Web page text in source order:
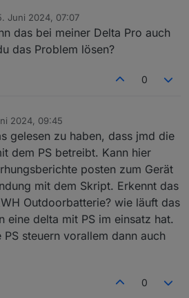
sein. Auch wenn ich diesen
ich den gleichen Wert ecoflow-
ändere, ist
die hilfe.
Juni 2024, 07:07
von
das bei meiner Delta Pro auch
das Problem lösen?
0
2024, 09:45
gelesen zu haben, dass jmd die
dem PS betreibt. Kann hier
posten zum Gerät
mit dem Skript. Erkennt das
Outdoorbatterie? wie läuft das
eine delta mit PS im einsatz hat.
steuern vorallem dann auch
0